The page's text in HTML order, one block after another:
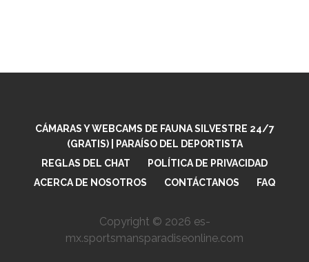
CÁMARAS Y WEBCAMS DE FAUNA SILVESTRE 24/7
(GRATIS) | PARAÍSO DEL DEPORTISTA
REGLAS DEL CHAT
POLÍTICA DE PRIVACIDAD
ACERCA DE NOSOTROS
CONTÁCTANOS FAQ
Copyright © 2026 es-
mx.sportsmansparadiseonline.com